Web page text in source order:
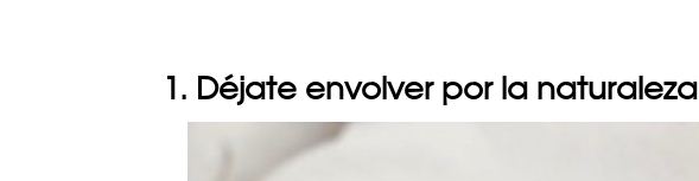
1. Déjate envolver por la naturaleza